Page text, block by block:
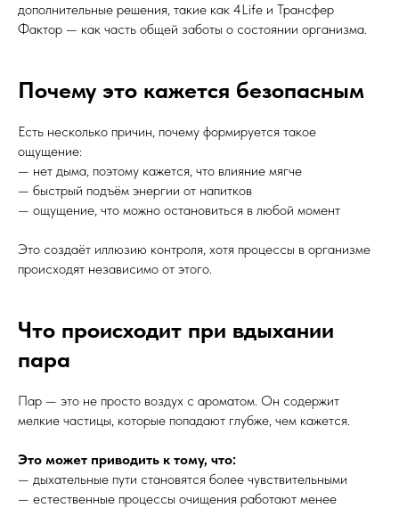
дополнительные решения, такие как 4Life и Трансфер
Фактор — как часть общей заботы о состоянии организма.
Почему это кажется безопасным
Есть несколько причин, почему формируется такое
ощущение:
— нет дыма, поэтому кажется, что влияние мягче
— быстрый подъём энергии от напитков
— ощущение, что можно остановиться в любой момент
Это создаёт иллюзию контроля, хотя процессы в организме
происходят независимо от этого.
Что происходит при вдыхании
пара
Пар — это не просто воздух с ароматом. Он содержит
мелкие частицы, которые попадают глубже, чем кажется.
Это может приводить к тому, что:
— дыхательные пути становятся более чувствительными
— естественные процессы очищения работают менее